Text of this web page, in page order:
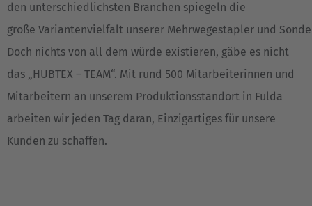
den unterschiedlichsten Branchen spiegeln die
große Variantenvielfalt unserer Mehrwegestapler und
Doch nichts von all dem würde existieren, gäbe es nicht
das „HUBTEX – TEAM“. Mit rund 500 Mitarbeiterinnen und
Mitarbeitern an unserem Produktionsstandort in Fulda
arbeiten wir jeden Tag daran, Einzigartiges für unsere
Kunden zu schaffen.